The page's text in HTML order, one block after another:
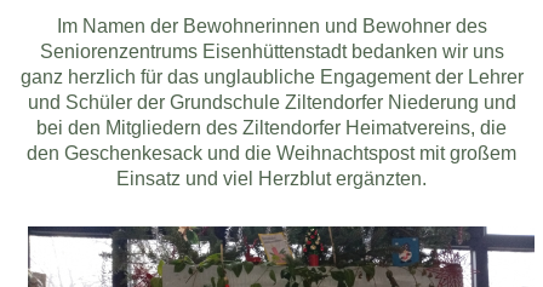
Im Namen der Bewohnerinnen und Bewohner des
Seniorenzentrums Eisenhüttenstadt bedanken wir uns
ganz herzlich für das unglaubliche Engagement der Lehrer
und Schüler der Grundschule Ziltendorfer Niederung und
bei den Mitgliedern des Ziltendorfer Heimatvereins, die
den Geschenkesack und die Weihnachtspost mit großem
Einsatz und viel Herzblut ergänzten.